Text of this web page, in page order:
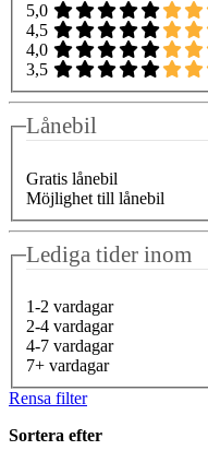
5,0
4,5
4,0
3,5
Lånebil
Gratis lånebil
Möjlighet till lånebil
Lediga tider inom
1-2 vardagar
2-4 vardagar
4-7 vardagar
7+ vardagar
Rensa filter
Sortera efter